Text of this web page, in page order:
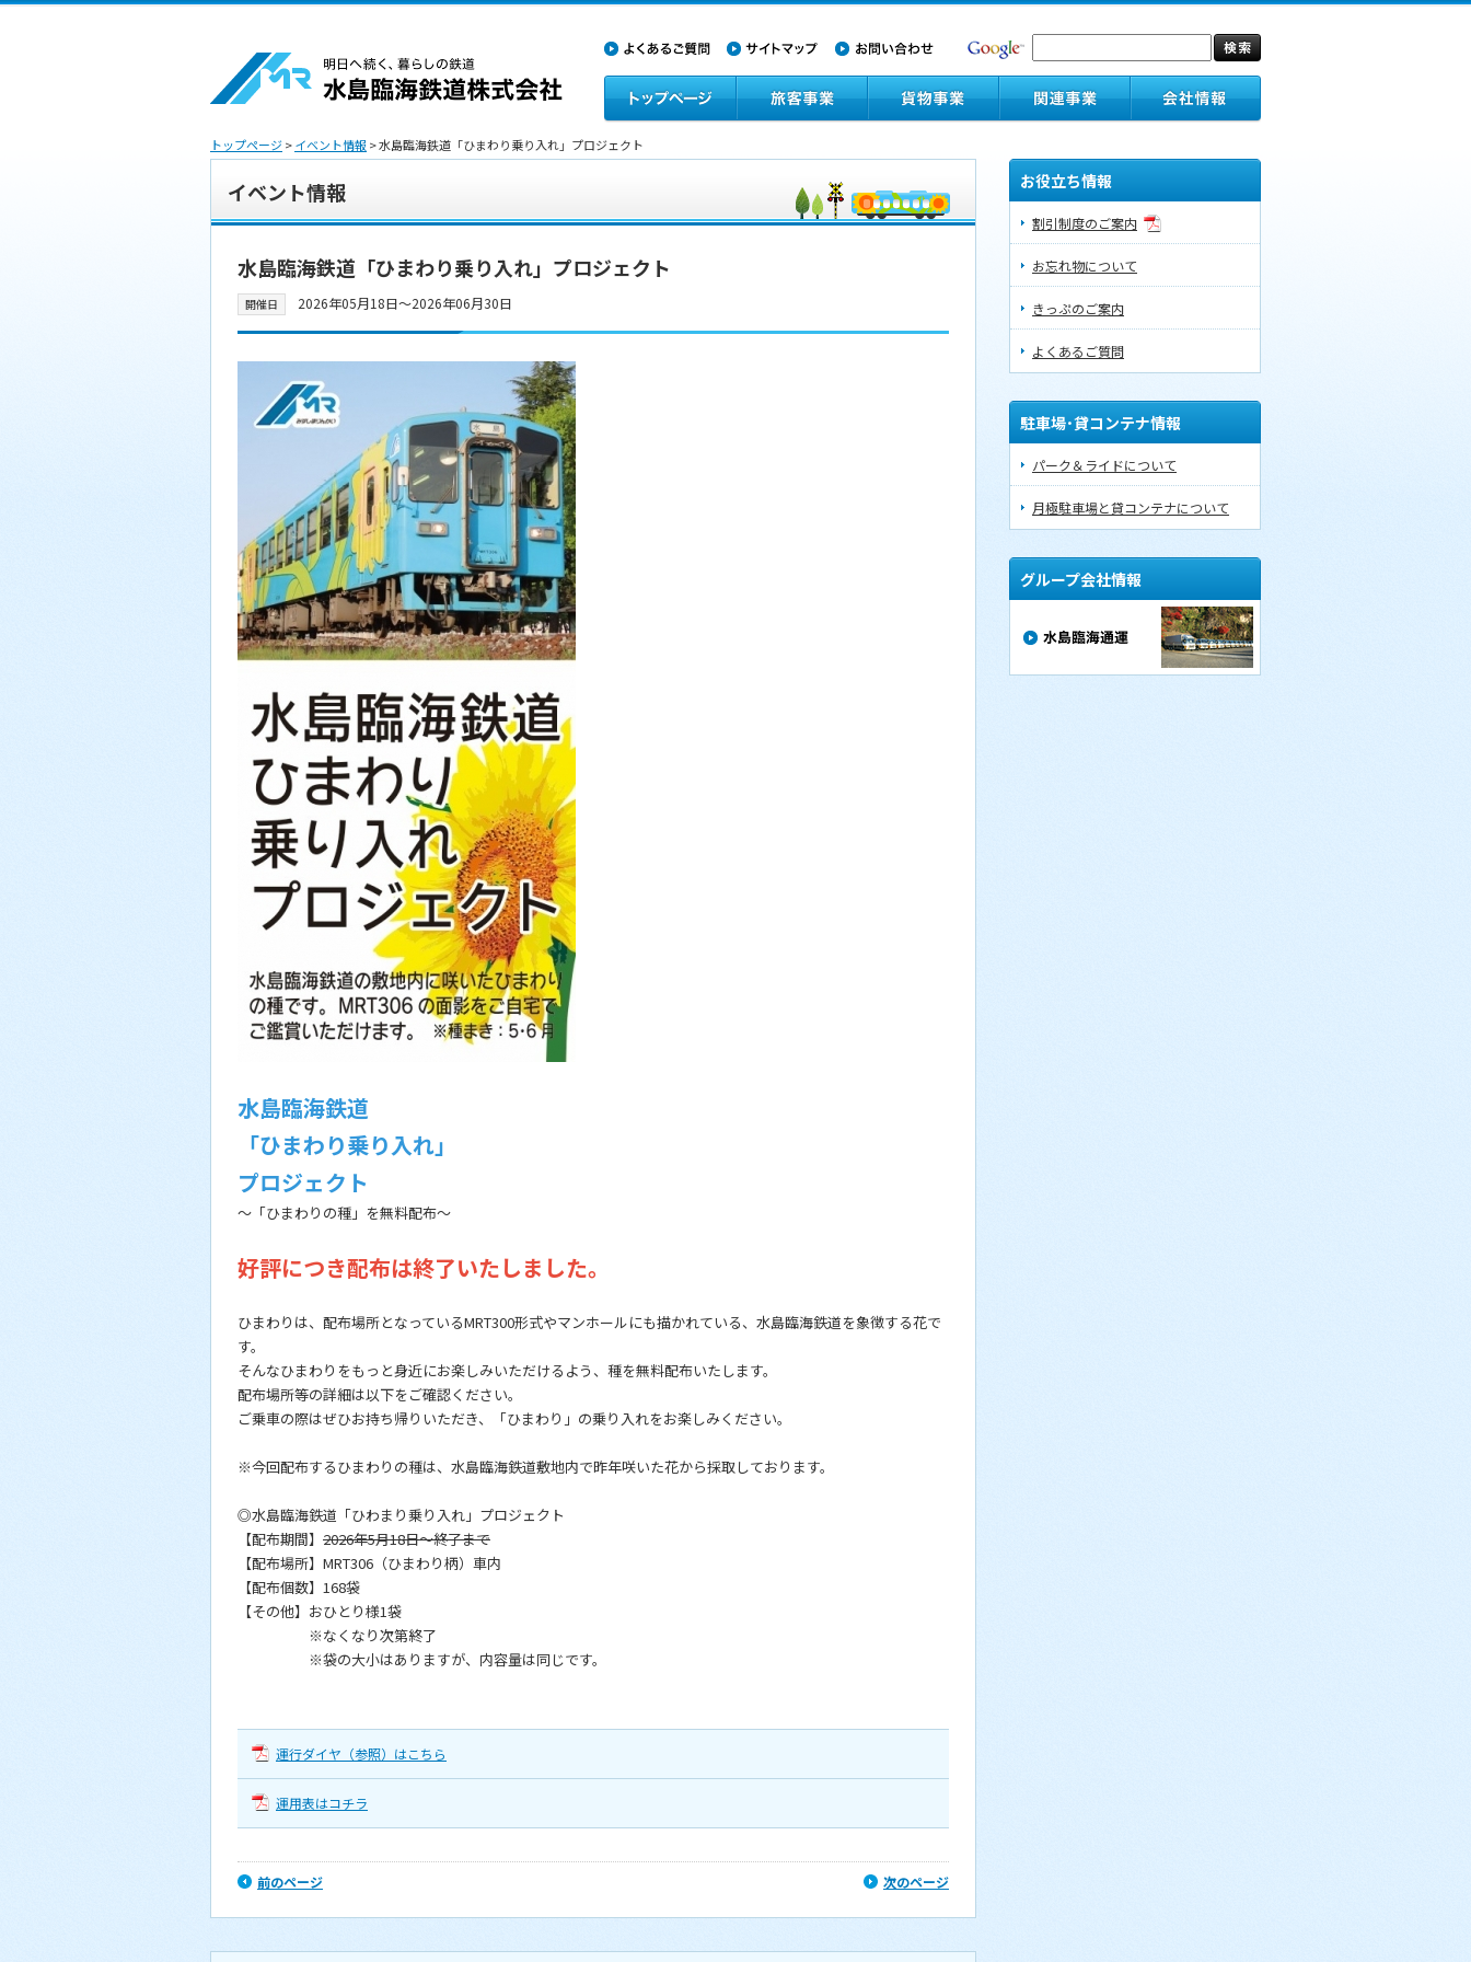
トップページ>イベント情報> 水島臨海鉄道「ひまわり乗り入れ」プロジェクト
イベント情報
水島臨海鉄道「ひまわり乗り入れ」プロジェクト
開催日 2026年05月18日〜2026年06月30日
水島臨海鉄道
「ひまわり乗り入れ」
プロジェクト
～「ひまわりの種」を無料配布～
好評につき配布は終了いたしました。
ひまわりは、配布場所となっているMRT300形式やマンホールにも描かれている、水島臨海鉄道を象徴する花で
す。
そんなひまわりをもっと身近にお楽しみいただけるよう、種を無料配布いたします。
配布場所等の詳細は以下をご確認ください。
ご乗車の際はぜひお持ち帰りいただき、「ひまわり」の乗り入れをお楽しみください。
※今回配布するひまわりの種は、水島臨海鉄道敷地内で昨年咲いた花から採取しております。
◎水島臨海鉄道「ひわまり乗り入れ」プロジェクト
【配布期間】 2026年5月18日～終了まで
【配布場所】MRT306（ひまわり柄）車内
【配布個数】168袋
【その他】おひとり様1袋
※なくなり次第終了
※袋の大小はありますが、内容量は同じです。
運行ダイヤ（参照）はこちら
運用表はコチラ
前のページ 次のページ
お役立ち情報
割引制度のご案内
お忘れ物について
きっぷのご案内
よくあるご質問
駐車場･貸コンテナ情報
パーク＆ライドについて
月極駐車場と貸コンテナについて
グループ会社情報